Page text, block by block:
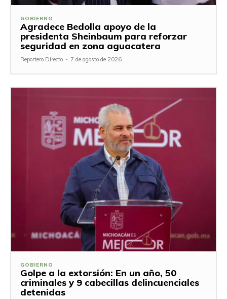
GOBIERNO
Agradece Bedolla apoyo de la
presidenta Sheinbaum para reforzar
seguridad en zona aguacatera
Reportero Directo - 7 de agosto de 2026
GOBIERNO
Golpe a la extorsión: En un año, 50
criminales y 9 cabecillas delincuenciales
detenidas